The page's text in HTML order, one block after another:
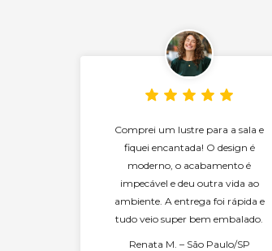
Comprei um lustre para a sala e
fiquei encantada! O design é
moderno, o acabamento é
impecável e deu outra vida ao
ambiente. A entrega foi rápida e
tudo veio super bem embalado.
Renata M. – São Paulo/SP